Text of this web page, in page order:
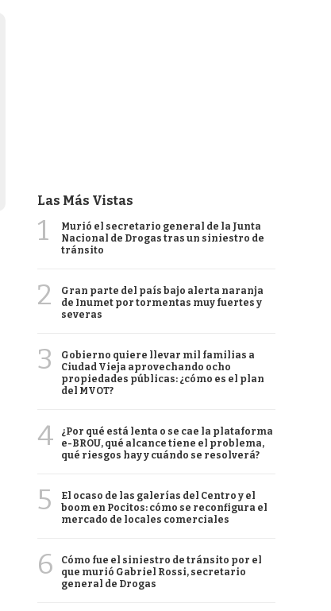
Las Más Vistas
1
Murió el secretario general de la Junta
Nacional de Drogas tras un siniestro de
tránsito
2
Gran parte del país bajo alerta naranja
de Inumet por tormentas muy fuertes y
severas
3
Gobierno quiere llevar mil familias a
Ciudad Vieja aprovechando ocho
propiedades públicas: ¿cómo es el plan
del MVOT?
4
¿Por qué está lenta o se cae la plataforma
e-BROU, qué alcance tiene el problema,
qué riesgos hay y cuándo se resolverá?
5
El ocaso de las galerías del Centro y el
boom en Pocitos: cómo se reconfigura el
mercado de locales comerciales
6
Cómo fue el siniestro de tránsito por el
que murió Gabriel Rossi, secretario
general de Drogas